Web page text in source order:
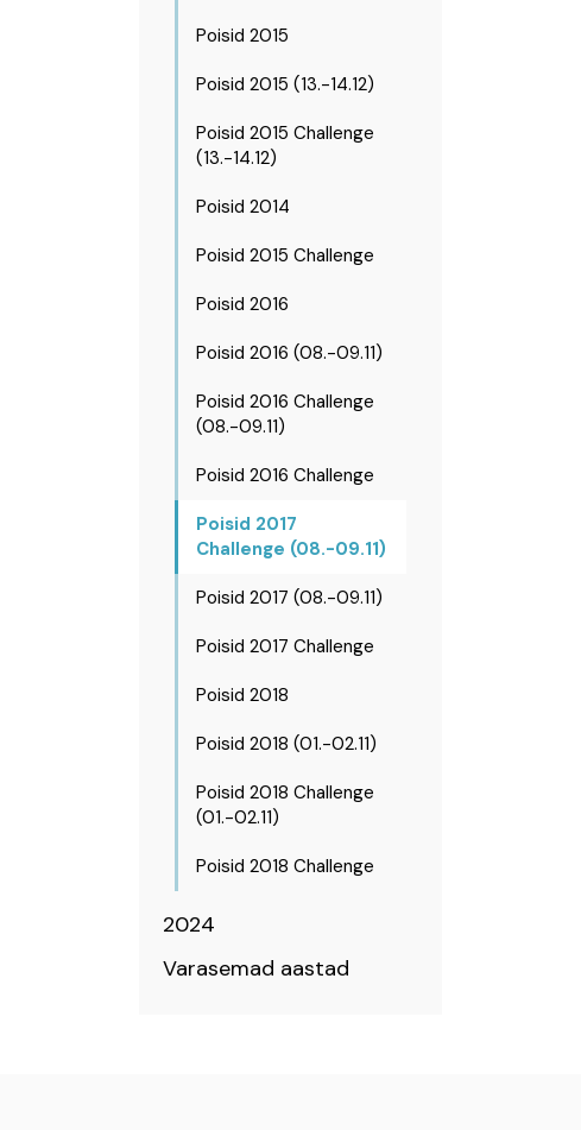
Poisid 2015
Poisid 2015 (13.-14.12)
Poisid 2015 Challenge
(13.-14.12)
Poisid 2014
Poisid 2015 Challenge
Poisid 2016
Poisid 2016 (08.-09.11)
Poisid 2016 Challenge
(08.-09.11)
Poisid 2016 Challenge
Poisid 2017
Challenge (08.-09.11)
Poisid 2017 (08.-09.11)
Poisid 2017 Challenge
Poisid 2018
Poisid 2018 (01.-02.11)
Poisid 2018 Challenge
(01.-02.11)
Poisid 2018 Challenge
2024
Varasemad aastad